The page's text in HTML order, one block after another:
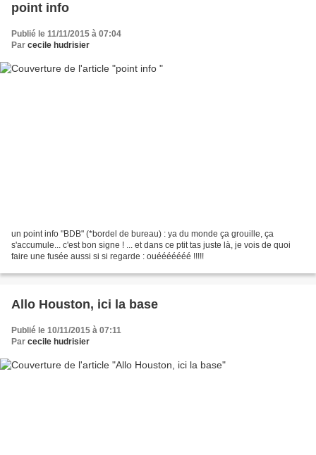
point info
Publié le 11/11/2015 à 07:04
Par cecile hudrisier
un point info "BDB" (*bordel de bureau) : ya du monde ça grouille, ça
s'accumule... c'est bon signe ! ... et dans ce ptit tas juste là, je vois de quoi
faire une fusée aussi si si regarde : ouééééééé !!!!!
Allo Houston, ici la base
Publié le 10/11/2015 à 07:11
Par cecile hudrisier